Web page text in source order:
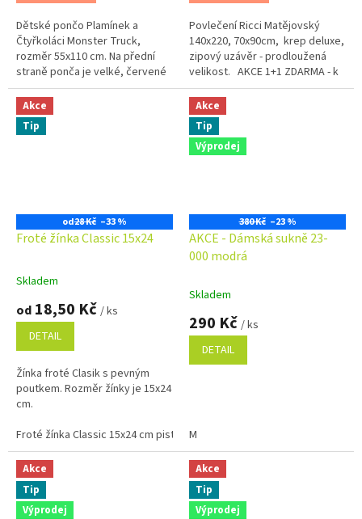
Dětské pončo Plamínek a
Čtyřkoláci Monster Truck,
rozměr 55x110 cm. Na přední
straně ponča je velké, červené
monster truckové autíčko Blaze
.Plamínek není jen obyčejné
závodní...
Povlečení Ricci Matějovský
140x220, 70x90cm, krep deluxe,
zipový uzávěr - prodloužená
velikost. AKCE 1+1 ZDARMA - k
1 ks povlečení dostanete 1 ks
polštářek 40x40...
Akce
Tip
od28 Kč –33 %
Froté žínka Classic 15x24
Průměrné
produktu
5,0
5
hvězdiček.
Skladem
od 18,50 Kč / ks
DETAIL
Žínka froté Clasik s pevným
poutkem. Rozměr žínky je 15x24
cm.
Froté žínka Classic 15x24 cm pistáciová
Akce
Tip
Výprodej
380 Kč –23 %
AKCE - Dámská sukně 23-
000 modrá
Skladem
290 Kč / ks
DETAIL
M
Akce
Tip
Výprodej
Akce
Tip
Výprodej